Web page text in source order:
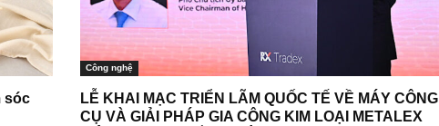
sóc
Công nghệ
LỄ KHAI MẠC TRIỂN LÃM QUỐC TẾ VỀ MÁY CÔNG
CỤ VÀ GIẢI PHÁP GIA CÔNG KIM LOẠI METALEX